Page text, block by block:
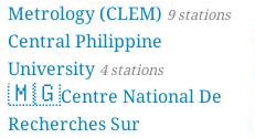
Metrology (CLEM) 9 stations
Central Philippine
University 4 stations
🇲🇬Centre National De
Recherches Sur